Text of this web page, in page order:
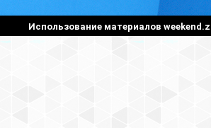
Использование материалов